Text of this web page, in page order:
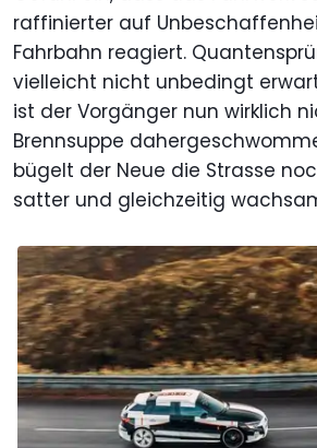
raffinierter auf
Fahrbahn reagiert.
vielleicht nicht unbedingt
ist der Vorgänger nun wirklich
Brennsuppe
bügelt der Neue die Strasse
satter und gleichzeitig